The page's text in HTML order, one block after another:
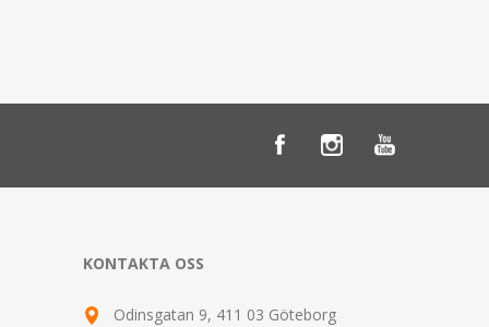
KONTAKTA OSS
Odinsgatan 9, 411 03 Göteborg